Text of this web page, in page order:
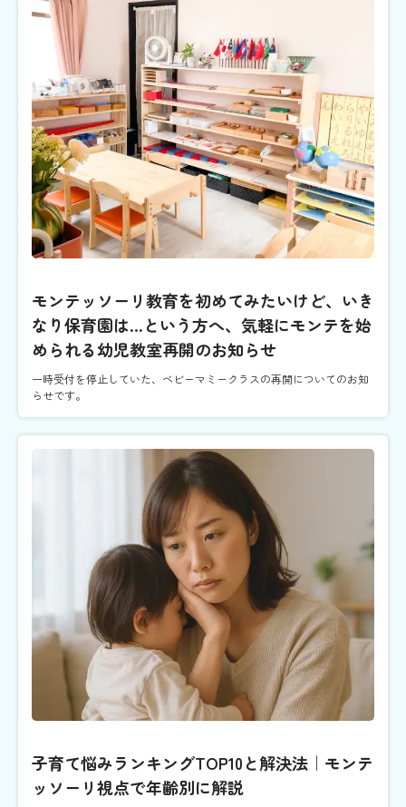
モンテッソーリ教育を初めてみたいけど、いき
なり保育園は...という方へ、気軽にモンテを始
められる幼児教室再開のお知らせ
一時受付を停止していた、ベビーマミークラスの再開についてのお知
らせです。
子育て悩みランキングTOP10と解決法｜モンテ
ッソーリ視点で年齢別に解説